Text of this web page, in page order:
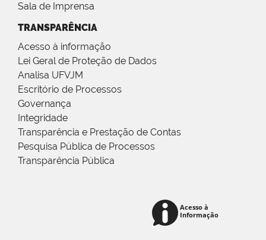
Sala de Imprensa
TRANSPARÊNCIA
Acesso à informação
Lei Geral de Proteção de Dados
Analisa UFVJM
Escritório de Processos
Governança
Integridade
Transparência e Prestação de Contas
Pesquisa Pública de Processos
Transparência Pública